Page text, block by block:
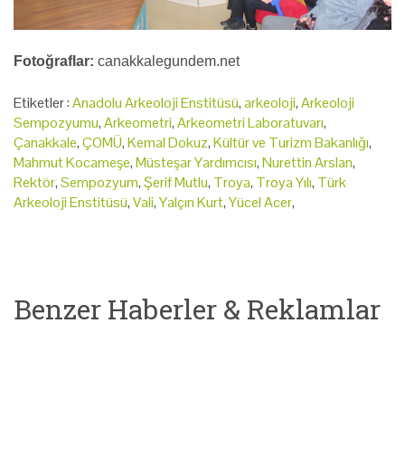
Fotoğraflar: canakkalegundem.net
Etiketler :Anadolu Arkeoloji Enstitüsü,arkeoloji,Arkeoloji
Sempozyumu,Arkeometri,Arkeometri Laboratuvarı,
Çanakkale,ÇOMÜ,Kemal Dokuz,Kültür ve Turizm Bakanlığı,
Mahmut Kocameşe,Müsteşar Yardımcısı,Nurettin Arslan,
Rektör,Sempozyum,Şerif Mutlu, Troya, Troya Yılı, Türk
Arkeoloji Enstitüsü,Vali,Yalçın Kurt,Yücel Acer,
Benzer Haberler & Reklamlar